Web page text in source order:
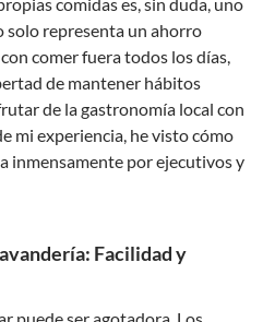
solo representa un ahorro
comer fuera todos los días,
de mantener hábitos
de la gastronomía local con
mi experiencia, he visto cómo
inmensamente por ejecutivos y
Facilidad y